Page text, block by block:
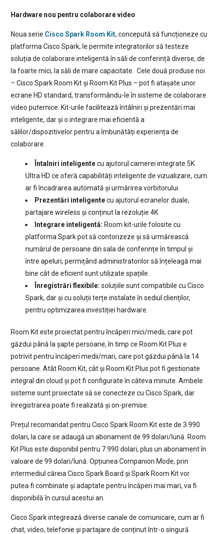
Hardware nou pentru colaborare video
Noua serie Cisco Spark Room Kit, concepută să funcționeze cu
platforma Cisco Spark, le permite integratorilor să testeze
soluția de colaborare inteligentă în săli de conferință diverse, de
la foarte mici, la săli de mare capacitate. Cele două produse noi
– Cisco Spark Room Kit și Room Kit Plus – pot fi atașate unor
ecrane HD standard, transformându-le în sisteme de colaborare
video puternice. Kit-urile facilitează întâlniri și prezentări mai
inteligente, dar și o integrare mai eficientă a
sălilor/dispozitivelor pentru a îmbunătăți experiența de
colaborare.
Întalniri inteligentecu ajutorul camerei integrate 5K
Ultra HD ce oferă capabilități inteligente de vizualizare, cum
ar fi încadrarea automată și urmărirea vorbitorului.
Prezentări inteligentecu ajutorul ecranelor duale,
partajare wireless și conținut la rezoluție 4K
Integrare inteligentă: Room kit-urile folosite cu
platforma Spark pot să contorizeze și să urmărească
numărul de persoane din sala de conferințe în timpul și
între apeluri, permițând administratorilor să înțeleagă mai
bine cât de eficient sunt utilizate spațiile.
Înregistrări flexibile: soluțiile sunt compatibile cu Cisco
Spark, dar și cu soluții terțe instalate în sediul clienților,
pentru optimizarea investiției hardware.
Room Kit este proiectat pentru încăperi mici/medii, care pot
găzdui până la șapte persoane, în timp ce Room Kit Plus e
potrivit pentru încăperi medii/mari, care pot găzdui până la 14
persoane. Atât Room Kit, cât și Room Kit Plus pot fi gestionate
integral din cloud și pot fi configurate în câteva minute. Ambele
sisteme sunt proiectate să se conecteze cu Cisco Spark, dar
înregistrarea poate fi realizată și on-premise.
Prețul recomandat pentru Cisco Spark Room Kit este de 3.990
dolari, la care se adaugă un abonament de 99 dolari/lună. Room
Kit Plus este disponibil pentru 7.990 dolari, plus un abonament în
valoare de 99 dolari/lună. Opțiunea Companion Mode, prin
intermediul căreia Cisco Spark Board și Spark Room Kit vor
putea fi combinate și adaptate pentru încăperi mai mari, va fi
disponibilă în cursul acestui an.
Cisco Spark integrează diverse canale de comunicare, cum ar fi
chat, video, telefonie și partajare de conținut într-o singură